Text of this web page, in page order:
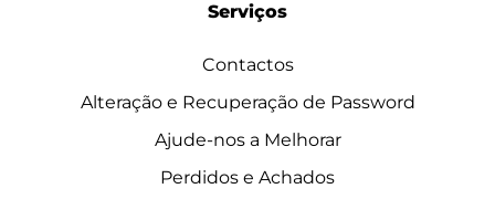
Serviços
Contactos
Alteração e Recuperação de Password
Ajude-nos a Melhorar
Perdidos e Achados